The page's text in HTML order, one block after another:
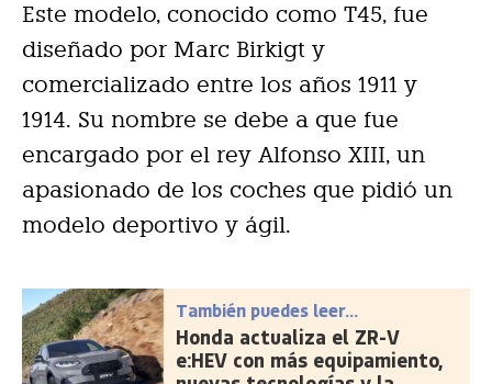
Este modelo, conocido como T45, fue
diseñado por Marc Birkigt y
comercializado entre los años 1911 y
1914. Su nombre se debe a que fue
encargado por el rey Alfonso XIII, un
apasionado de los coches que pidió un
modelo deportivo y ágil.
También puedes leer...
Honda actualiza el ZR-V
e:HEV con más equipamiento,